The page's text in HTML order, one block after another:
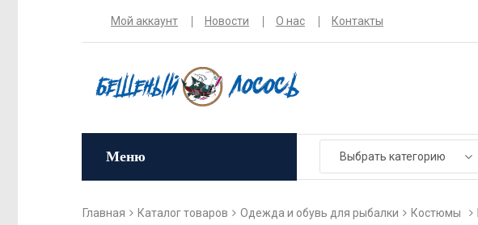
Мой аккаунт Новости О нас Контакты
Меню
Главная Каталог товаров Одежда и обувь для рыбалки Костюмы